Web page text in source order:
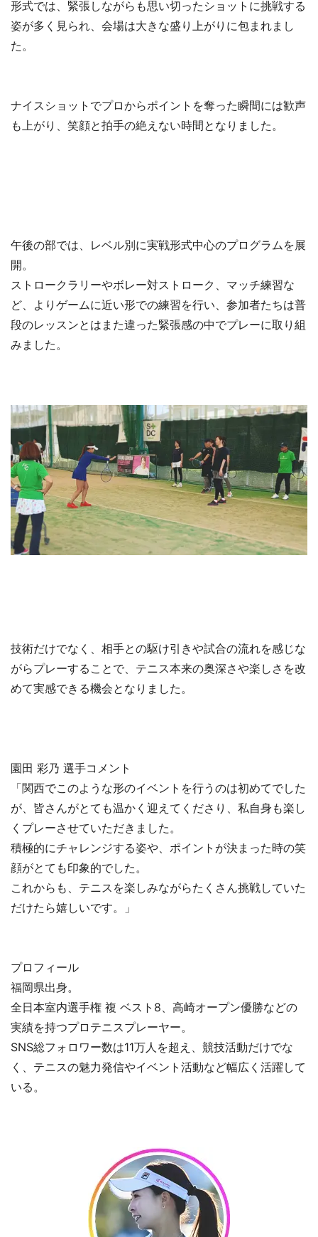
形式では、緊張しながらも思い切ったショットに挑戦する
姿が多く見られ、会場は大きな盛り上がりに包まれまし
た。
ナイスショットでプロからポイントを奪った瞬間には歓声
も上がり、笑顔と拍手の絶えない時間となりました。
午後の部では、レベル別に実戦形式中心のプログラムを展
開。
ストロークラリーやボレー対ストローク、マッチ練習な
ど、よりゲームに近い形での練習を行い、参加者たちは普
段のレッスンとはまた違った緊張感の中でプレーに取り組
みました。
技術だけでなく、相手との駆け引きや試合の流れを感じな
がらプレーすることで、テニス本来の奥深さや楽しさを改
めて実感できる機会となりました。
園田 彩乃 選手コメント
「関西でこのような形のイベントを行うのは初めてでした
が、皆さんがとても温かく迎えてくださり、私自身も楽し
くプレーさせていただきました。
積極的にチャレンジする姿や、ポイントが決まった時の笑
顔がとても印象的でした。
これからも、テニスを楽しみながらたくさん挑戦していた
だけたら嬉しいです。」
プロフィール
福岡県出身。
全日本室内選手権 複 ベスト8、高崎オープン優勝などの
実績を持つプロテニスプレーヤー。
SNS総フォロワー数は11万人を超え、競技活動だけでな
く、テニスの魅力発信やイベント活動など幅広く活躍して
いる。